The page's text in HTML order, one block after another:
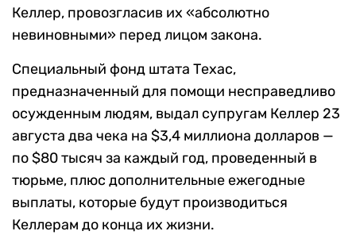
Келлер, провозгласив их «абсолютно
невиновными» перед лицом закона.
Специальный фонд штата Техас,
предназначенный для помощи несправедливо
осужденным людям, выдал супругам Келлер 23
августа два чека на $3,4 миллиона долларов —
по $80 тысяч за каждый год, проведенный в
тюрьме, плюс дополнительные ежегодные
выплаты, которые будут производиться
Келлерам до конца их жизни.